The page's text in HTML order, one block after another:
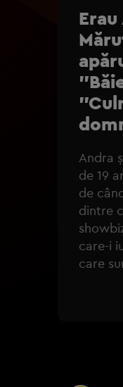
Andra
de 19
de
dintre
care-i
care